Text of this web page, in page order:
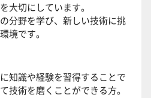
大切にしています。
分野を学び、新しい技術に挑
境です。
知識や経験を習得することで
技術を磨くことができる方。